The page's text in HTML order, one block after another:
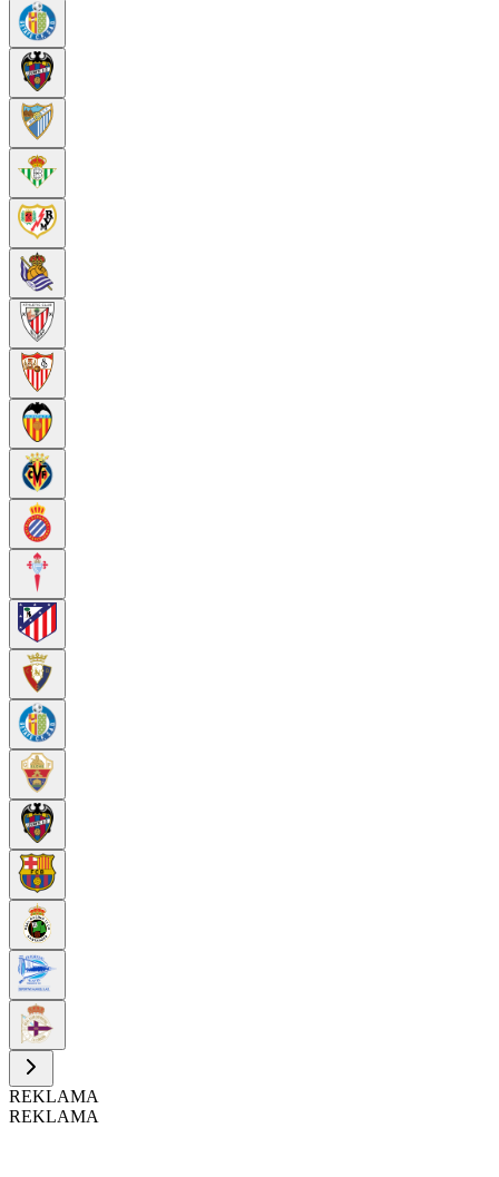
REKLAMA
REKLAMA